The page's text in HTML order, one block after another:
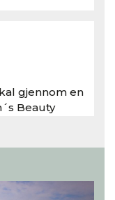
gjennom en
Beauty